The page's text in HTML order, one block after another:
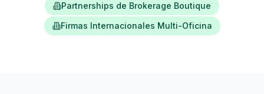
Partnerships de Brokerage Boutique
Firmas Internacionales Multi-Oficina